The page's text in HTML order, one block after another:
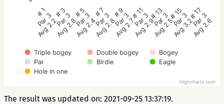
Triple bogey Double bogey
Bogey
Par
Birdie
Eagle
Hole in one
# 1
Par 3
Avg 2.2
# 3
Par 3
Avg 2.8
# 5
Par 3
Avg 2.4
# 7
Par 3
Avg 2.8
# 9
Par 3
Avg 2.7
# 11
Par 3
Avg 2.9
# 13
Par 3
Avg 2.5
# 15
Par 3
Avg 3.2
# 17
Par 3
Avg 2.6
Highcharts.com
The result was updated on: 2021-09-25 13:37:19.